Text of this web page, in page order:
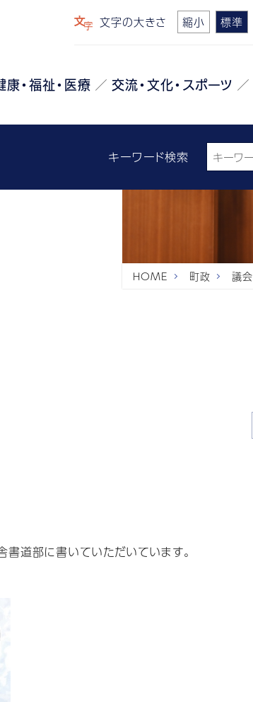
文字の大きさ 縮小 標準
康・福祉・医療 交流・文化・スポーツ
キーワード検索
HOME 町政 議会
道部に書いていただいています。